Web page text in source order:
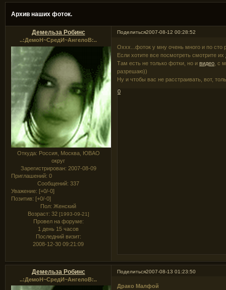
Архив наших фоток.
Поделиться2007-08-12 00:28:52
Демельза Робинс
..:ДемоН~СредИ~АнгелоВ:..
Откуда: Россия, Москва, ЮВАО
округ
Зарегистрирован: 2007-08-09
Приглашений: 0
Сообщений: 337
Уважение: [+0/-0]
Позитив: [+0/-0]
Пол: Женский
Возраст: 32 [1993-09-21]
Провел на форуме:
1 день 15 часов
Последний визит:
2008-12-30 09:21:09
Оххх...фоток у мну очень много и по сто
Если хотите все посмотреть смотрите их
Там есть не только фотки, но ивидео , с
разрешаю))
Ну и чтобы вас не расстраивать, вот,
0
Поделиться2007-08-13 01:23:50
Демельза Робинс
..:ДемоН~СредИ~АнгелоВ:..
Драко Малфой